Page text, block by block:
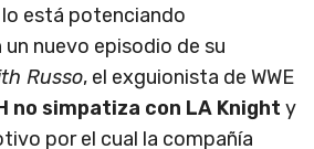
está potenciando
nuevo episodio de su
Russo, el exguionista de WWE
no simpatiza con LA Knight y
por el cual la compañía